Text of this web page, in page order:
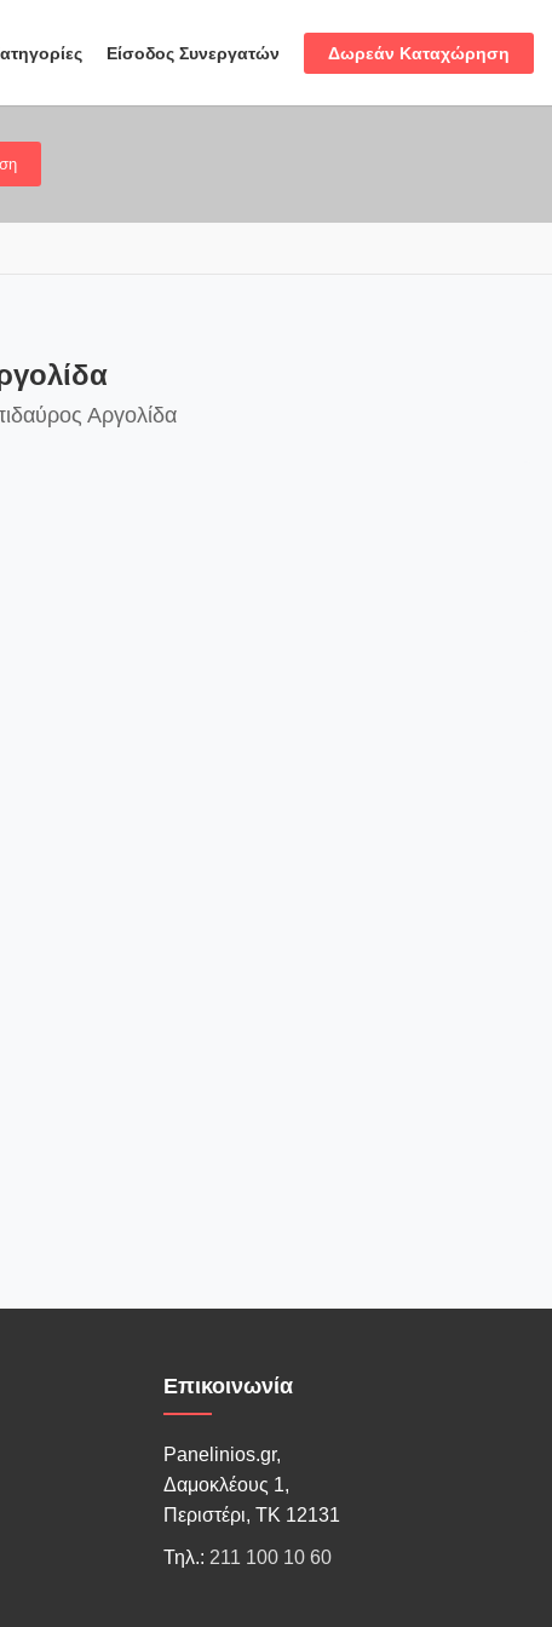
Είσοδος Συνεργατών Δωρεάν Καταχώρηση
Αργολίδα
Επικοινωνία
Panelinios.gr,
Δαμοκλέους 1,
Περιστέρι, ΤΚ 12131
Τηλ.: 211 100 10 60